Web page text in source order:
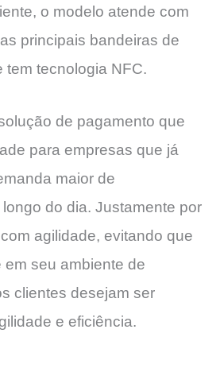
o modelo atende com
principais bandeiras de
tem tecnologia NFC.
de pagamento que
para empresas que já
maior de
do dia. Justamente por
agilidade, evitando que
em seu ambiente de
clientes desejam ser
e eficiência.